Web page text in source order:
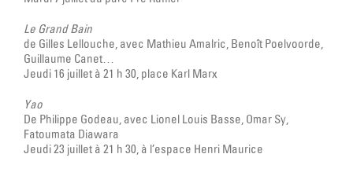
Le Grand Bain
de Gilles Lellouche, avec Mathieu Amalric, Benoît Poelvoorde,
Guillaume Canet…
Jeudi 16 juillet à 21 h 30, place Karl Marx
Yao
De Philippe Godeau, avec Lionel Louis Basse, Omar Sy,
Fatoumata Diawara
Jeudi 23 juillet à 21 h 30, à l’espace Henri Maurice